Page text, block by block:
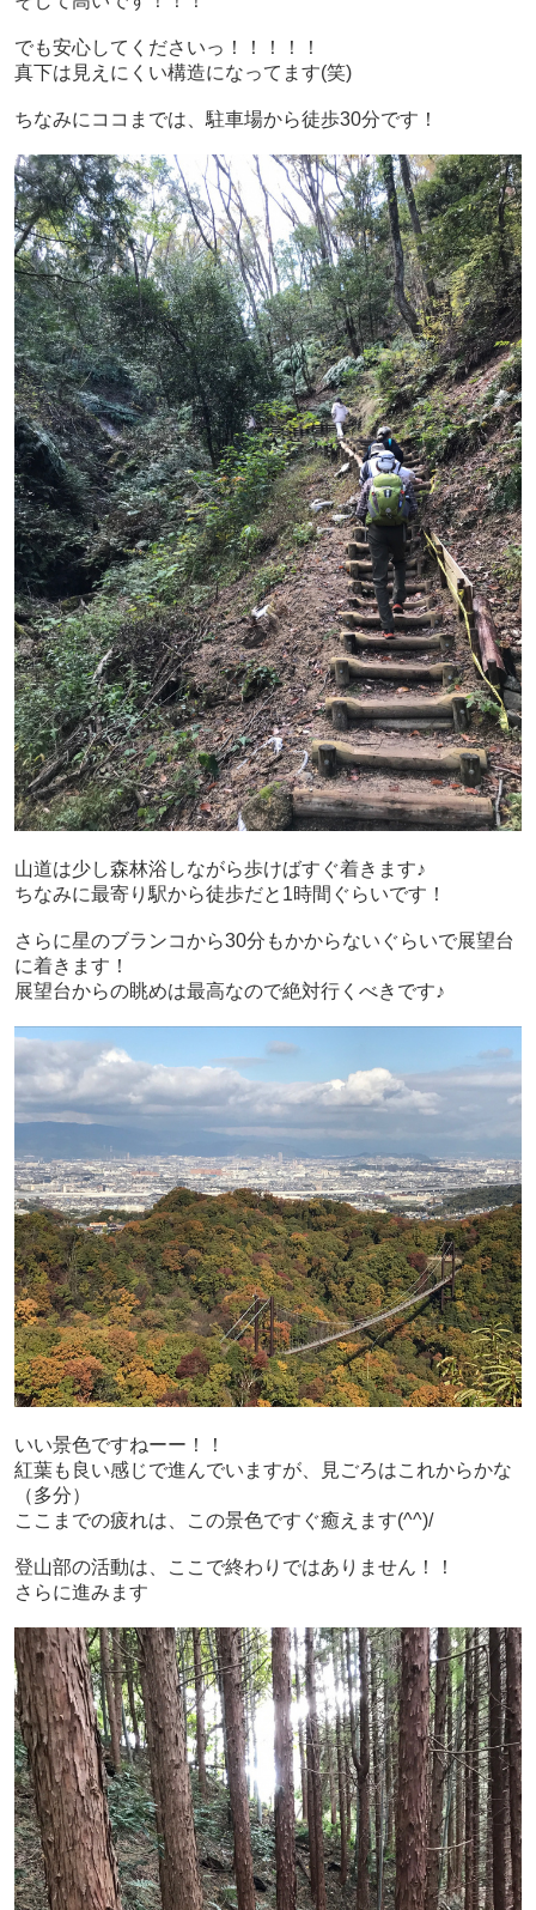
でも安心してくださいっ！！！！！
真下は見えにくい構造になってます(笑)
ちなみにココまでは、駐車場から徒歩30分です！
山道は少し森林浴しながら歩けばすぐ着きます♪
ちなみに最寄り駅から徒歩だと1時間ぐらいです！
さらに星のブランコから30分もかからないぐらいで展望台
に着きます！
展望台からの眺めは最高なので絶対行くべきです♪
いい景色ですねーー！！
紅葉も良い感じで進んでいますが、見ごろはこれからかな
（多分）
ここまでの疲れは、この景色ですぐ癒えます(^^)/
登山部の活動は、ここで終わりではありません！！
さらに進みます